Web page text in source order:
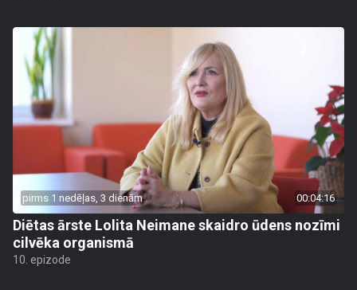
pirms 1 nedēļas, 3 dienām 00:04:16
Diētas ārste Lolita Neimane skaidro ūdens nozīmi
cilvēka organismā
10. epizode